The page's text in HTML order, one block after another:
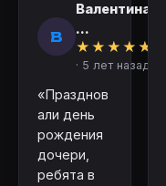
В
Валентина
...
★ ★ ★ ★ ★
· 5 лет назад
«Празднов
али день
рождения
дочери,
ребята в